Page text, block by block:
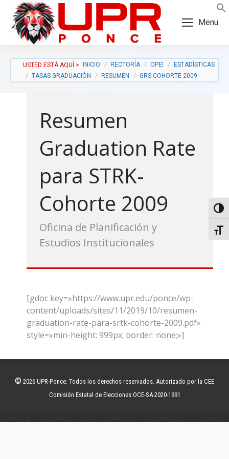
Skip
Content
Skip
navigation
Menu
INICIO RECTORÍA OPEI
ESTADÍSTICAS
TASAS GRADUACIÓN
RESUMEN GRS COHORTE 2009
Resumen
Graduation Rate
para STRK-
Cohorte 2009
Oficina de Planificación y
Estudios Institucionales
[gdoc key=»https://www.upr.edu/ponce/wp-
content/uploads/sites/11/2019/10/resumen-
graduation-rate-para-srtk-cohorte-2009.pdf»
style=»min-height: 999px; border: none;»]
© 2026 UPR-Ponce. Todos los derechos reservados. Autorizado por la CEE
Comisión Estatal de Elecciones OCE-SA-2020-1991